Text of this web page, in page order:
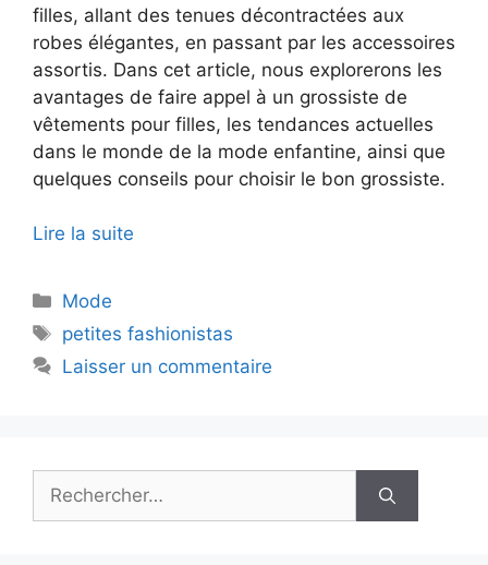
filles, allant des tenues décontractées aux
robes élégantes, en passant par les accessoires
assortis. Dans cet article, nous explorerons les
avantages de faire appel à un grossiste de
vêtements pour filles, les tendances actuelles
dans le monde de la mode enfantine, ainsi que
quelques conseils pour choisir le bon grossiste.
Lire la suite
Catégories
Mode
Étiquettes
petites fashionistas
Laisser un commentaire
Rechercher :